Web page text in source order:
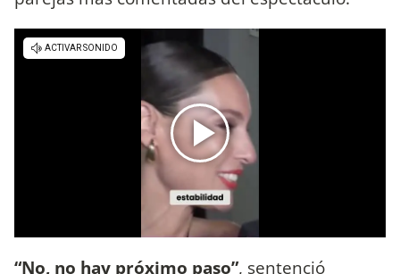
“No, no hay próximo paso”, sentenció